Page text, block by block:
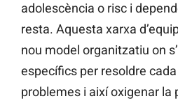
adolescència o risc i
resta. Aquesta xarxa
nou model organitzatiu on
específics per resoldre cada
problemes i així oxigenar la